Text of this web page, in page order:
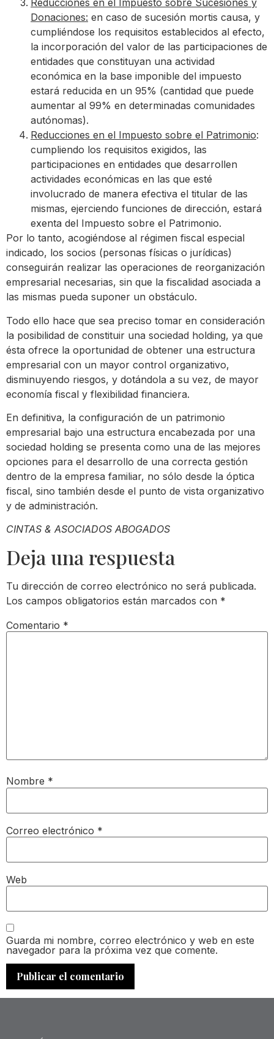
Reducciones en el Impuesto sobre Sucesiones y
Donaciones: en caso de sucesión mortis causa, y
cumpliéndose los requisitos establecidos al efecto,
la incorporación del valor de las participaciones de
entidades que constituyan una actividad
económica en la base imponible del impuesto
estará reducida en un 95% (cantidad que puede
aumentar al 99% en determinadas comunidades
autónomas).
Reducciones en el Impuesto sobre el Patrimonio:
cumpliendo los requisitos exigidos, las
participaciones en entidades que desarrollen
actividades económicas en las que esté
involucrado de manera efectiva el titular de las
mismas, ejerciendo funciones de dirección, estará
exenta del Impuesto sobre el Patrimonio.
Por lo tanto, acogiéndose al régimen fiscal especial
indicado, los socios (personas físicas o jurídicas)
conseguirán realizar las operaciones de reorganización
empresarial necesarias, sin que la fiscalidad asociada a
las mismas pueda suponer un obstáculo.
Todo ello hace que sea preciso tomar en consideración
la posibilidad de constituir una sociedad holding, ya que
ésta ofrece la oportunidad de obtener una estructura
empresarial con un mayor control organizativo,
disminuyendo riesgos, y dotándola a su vez, de mayor
economía fiscal y flexibilidad financiera.
En definitiva, la configuración de un patrimonio
empresarial bajo una estructura encabezada por una
sociedad holding se presenta como una de las mejores
opciones para el desarrollo de una correcta gestión
dentro de la empresa familiar, no sólo desde la óptica
fiscal, sino también desde el punto de vista organizativo
y de administración.
CINTAS & ASOCIADOS ABOGADOS
Deja una respuesta
Tu dirección de correo electrónico no será publicada.
Los campos obligatorios están marcados con *
Comentario *
Nombre *
Correo electrónico *
Web
Guarda mi nombre, correo electrónico y web en este
navegador para la próxima vez que comente.